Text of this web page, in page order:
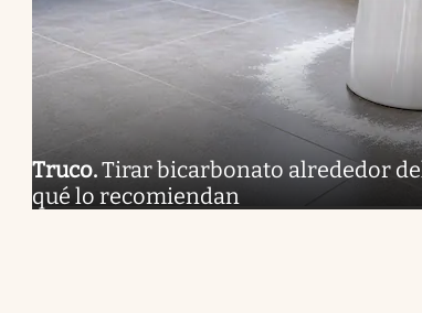
Truco.Tirar bicarbonato alrededor
qué lo recomiendan